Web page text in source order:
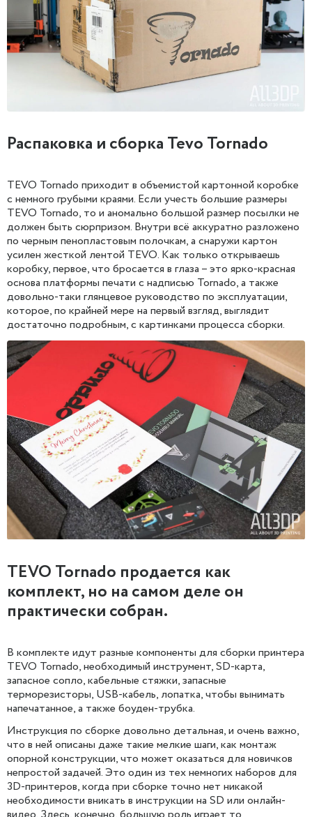
Распаковка и сборка Tevo Tornado
TEVO Tornado приходит в объемистой картонной коробке
с немного грубыми краями. Если учесть большие размеры
TEVO Tornado, то и аномально большой размер посылки не
должен быть сюрпризом. Внутри всё аккуратно разложено
по черным пенопластовым полочкам, а снаружи картон
усилен жесткой лентой TEVO. Как только открываешь
коробку, первое, что бросается в глаза – это ярко-красная
основа платформы печати с надписью Tornado, а также
довольно-таки глянцевое руководство по эксплуатации,
которое, по крайней мере на первый взгляд, выглядит
достаточно подробным, с картинками процесса сборки.
TEVO Tornado продается как
комплект, но на самом деле он
практически собран.
В комплекте идут разные компоненты для сборки принтера
TEVO Tornado, необходимый инструмент, SD-карта,
запасное сопло, кабельные стяжки, запасные
терморезисторы, USB-кабель, лопатка, чтобы вынимать
напечатанное, а также боуден-трубка.
Инструкция по сборке довольно детальная, и очень важно,
что в ней описаны даже такие мелкие шаги, как монтаж
опорной конструкции, что может оказаться для новичков
непростой задачей. Это один из тех немногих наборов для
3D-принтеров, когда при сборке точно нет никакой
необходимости вникать в инструкции на SD или онлайн-